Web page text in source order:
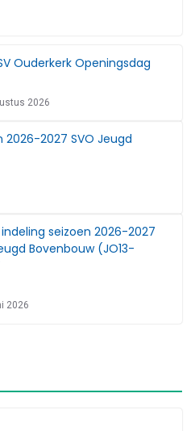
Ouderkerk Openingsdag
2026
2027 SVO Jeugd
seizoen 2026-2027
Bovenbouw (JO13-
2026